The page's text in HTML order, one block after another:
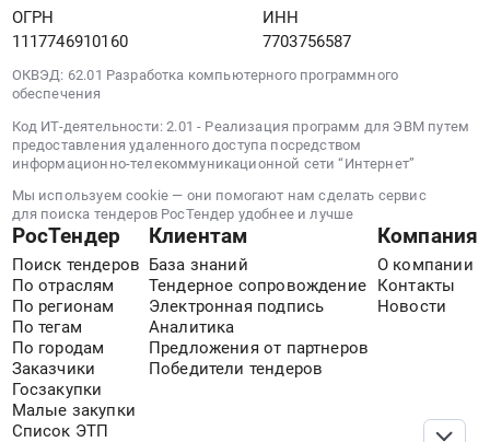
ОГРН
1117746910160
ИНН
7703756587
ОКВЭД: 62.01 Разработка компьютерного программного
обеспечения
Код ИТ-деятельности: 2.01 - Реализация программ для ЭВМ путем
предоставления удаленного доступа посредством
информационно-телекоммуникационной сети “Интернет”
Мы используем cookie — они помогают нам сделать сервис
для поиска тендеров РосТендер удобнее и лучше
РосТендер
Поиск тендеров
По отраслям
По регионам
По тегам
По городам
Заказчики
Госзакупки
Малые закупки
Список ЭТП
Клиентам
База знаний
Тендерное сопровождение
Электронная подпись
Аналитика
Предложения от партнеров
Победители тендеров
Компания
О компании
Контакты
Новости